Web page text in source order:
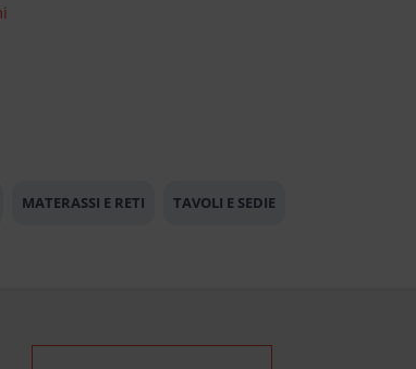
MATERASSI E RETI TAVOLI E SEDIE